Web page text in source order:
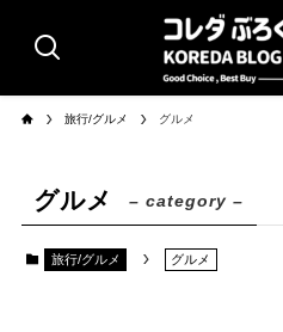
旅行/グルメ グルメ
グルメ – category –
旅行/グルメ グルメ